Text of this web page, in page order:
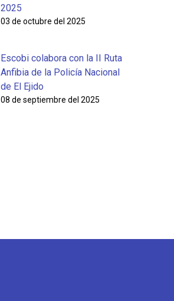
2025
03 de octubre del 2025
Escobi colabora con la II Ruta
Anfibia de la Policía Nacional
de El Ejido
08 de septiembre del 2025